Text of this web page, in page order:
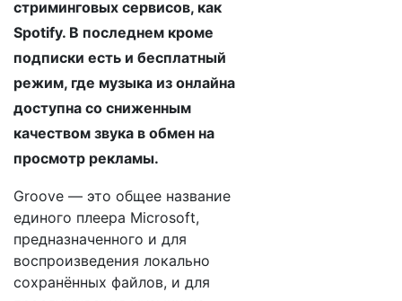
стриминговых сервисов, как
Spotify. В последнем кроме
подписки есть и бесплатный
режим, где музыка из онлайна
доступна со сниженным
качеством звука в обмен на
просмотр рекламы.
Groove — это общее название
единого плеера Microsoft,
предназначенного и для
воспроизведения локально
сохранённых файлов, и для